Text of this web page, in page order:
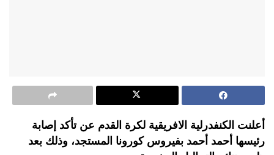
أعلنت الكنفدرلية الافريقية لكرة القدم عن تأكد إصابة
رئيسها أحمد أحمد بفيروس كورونا المستجد، وذلك بعد